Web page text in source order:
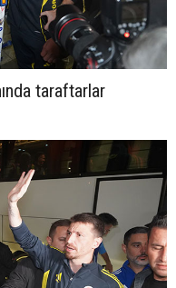
taraftarlar